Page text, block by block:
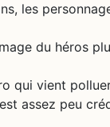
les
du héros
qui vient
assez peu